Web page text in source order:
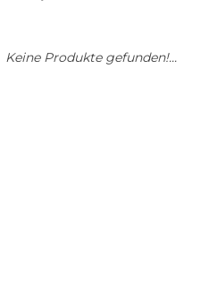
Keine Produkte gefunden!...